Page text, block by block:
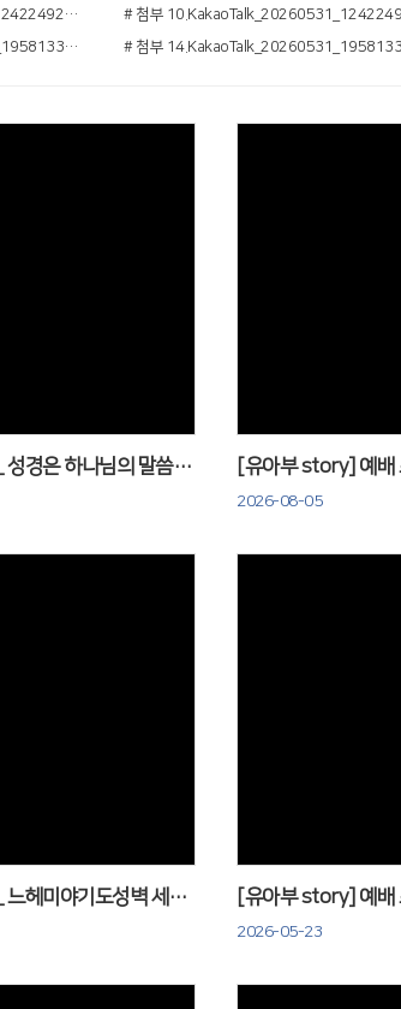
# 첨부 9.KakaoTalk_20260531_124224925_04.jpg
# 첨부 13.KakaoTalk_20260531_195813339_21.jpg
[유아부 story] 예배 스케치_ 성경은 하나님의 말씀이에요! 0802
2026-08-05
[유아부 story] 예배 스케치_ 느헤미야기도성벽 세우기_0531
2026-05-23